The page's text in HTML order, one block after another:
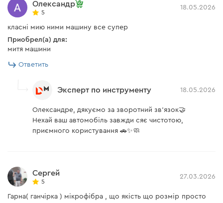
Олександр
5
18.05.2026
класні мию ними машину все супер
Приобрел(а) для:
митя машини
Ответить
Эксперт по инструменту 18.05.2026
Олександре, дякуємо за зворотний зв'язок🤝
Нехай ваш автомобіль завжди сяє чистотою,
приємного користування 🚗✨🧼
Сергей
5
27.03.2026
Гарна( ганчірка ) мікрофібра , що якість що розмір просто